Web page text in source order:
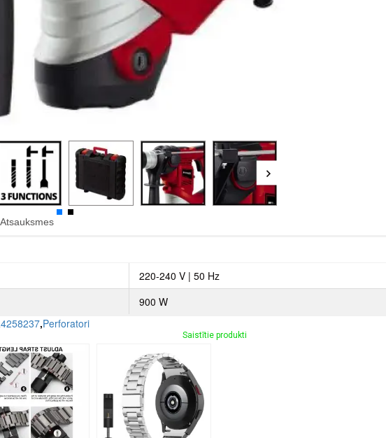
Atsauksmes
220-240 V | 50 Hz
900 W
4258237,Perforatori
Saistītie produkti